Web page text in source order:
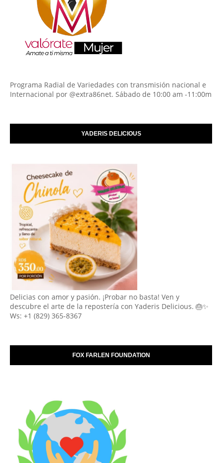
Programa Radial de Variedades con transmisión nacional e
Internacional por @extra86net. Sábado de 10:00 am -11:00m
YADERIS DELICIOUS
Delicias con amor y pasión. ¡Probar no basta! Ven y
descubre el arte de la repostería con Yaderis Delicious. 🎂✨
Ws: +1 (829) 365-8367
FOX FARLEN FOUNDATION